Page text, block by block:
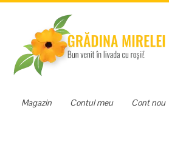
Cont nou
Contul meu
Magazin